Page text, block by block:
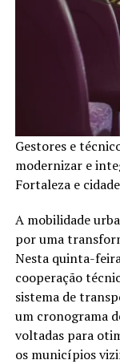
Gestores e
modernizar e
Fortaleza e
A mobilidade
por uma
Nesta quinta-
cooperação
sistema de
um cronograma
voltadas para
os municípios